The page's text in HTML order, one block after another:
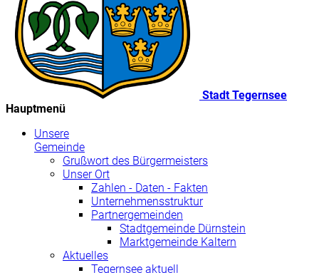
Stadt Tegernsee
Hauptmenü
Unsere
Gemeinde
Grußwort des Bürgermeisters
Unser Ort
Zahlen - Daten - Fakten
Unternehmensstruktur
Partnergemeinden
Stadtgemeinde Dürnstein
Marktgemeinde Kaltern
Aktuelles
Tegernsee aktuell